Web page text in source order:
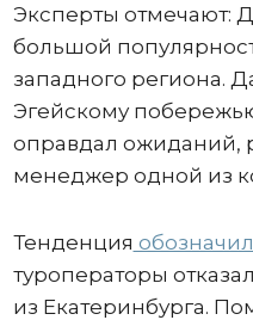
Эксперты отмечают:
большой
западного региона.
Эгейскому
оправдал ожиданий,
менеджер одной из
Тенденция
туроператоры
из Екатеринбурга.